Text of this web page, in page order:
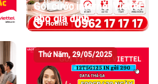
Gói cước internet Viettel
cho gia đình
Thứ Năm, 29/05/2025